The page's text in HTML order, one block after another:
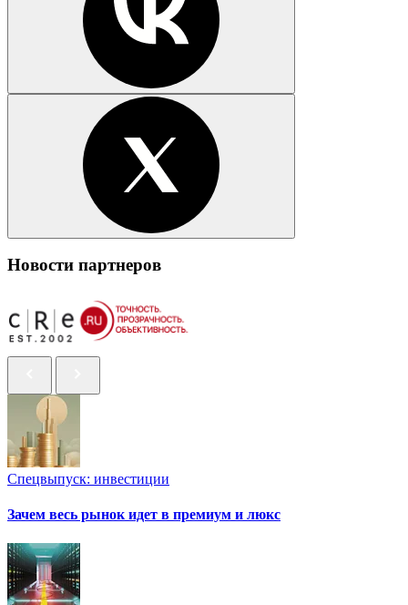
Новости партнеров
Спецвыпуск: инвестиции
Зачем весь рынок идет в премиум и люкс